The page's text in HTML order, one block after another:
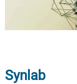
Synlab